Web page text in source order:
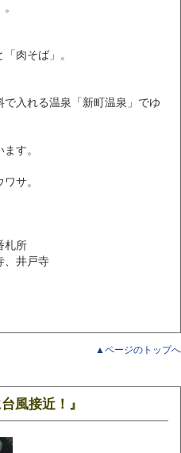
肉そば」。
入れる温泉「新町温泉」でゆ
す。
サ。
札所
、井戸寺
▲ページのトップへ
風接近！』